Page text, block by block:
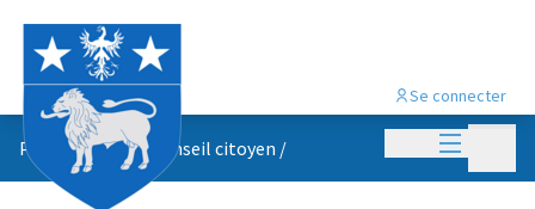
Menu
Se connecter
Propositions du conseil citoyen /